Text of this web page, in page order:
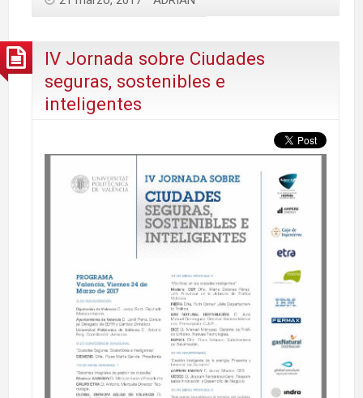
IV Jornada sobre Ciudades
seguras, sostenibles e
inteligentes